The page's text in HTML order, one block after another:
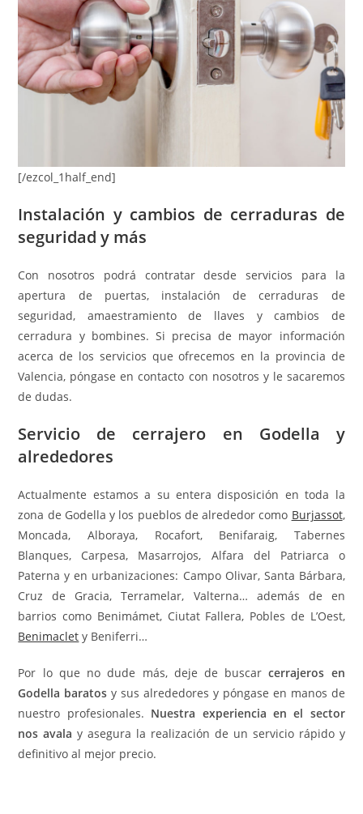
[/ezcol_1half_end]
Instalación y cambios de cerraduras de
seguridad y más
Con nosotros podrá contratar desde servicios para la
apertura de puertas, instalación de cerraduras de
seguridad, amaestramiento de llaves y cambios de
cerradura y bombines. Si precisa de mayor información
acerca de los servicios que ofrecemos en la provincia de
Valencia, póngase en contacto con nosotros y le sacaremos
de dudas.
Servicio de cerrajero en Godella y
alrededores
Actualmente estamos a su entera disposición en toda la
zona de Godella y los pueblos de alrededor como Burjassot,
Moncada, Alboraya, Rocafort, Benifaraig, Tabernes
Blanques, Carpesa, Masarrojos, Alfara del Patriarca o
Paterna y en urbanizaciones: Campo Olivar, Santa Bárbara,
Cruz de Gracia, Terramelar, Valterna… además de en
barrios como Benimámet, Ciutat Fallera, Pobles de L’Oest,
Benimaclet y Beniferri…
Por lo que no dude más, deje de buscarcerrajeros en
Godella baratos y sus alrededores y póngase en manos de
nuestro profesionales. Nuestra experiencia en el sector
nos avala y asegura la realización de un servicio rápido y
definitivo al mejor precio.